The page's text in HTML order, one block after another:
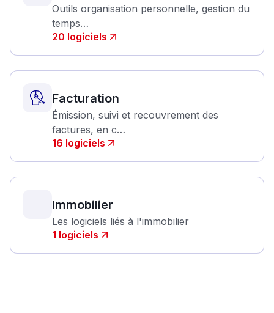
Outils organisation personnelle, gestion du
temps…
20 logiciels
Facturation
Émission, suivi et recouvrement des
factures, en c…
16 logiciels
Immobilier
Les logiciels liés à l'immobilier
1 logiciels